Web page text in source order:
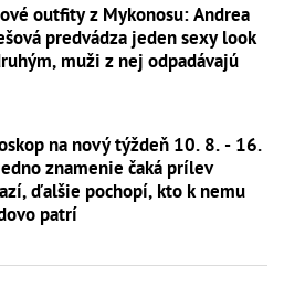
outfity z Mykonosu: Andrea
predvádza jeden sexy look
muži z nej odpadávajú
na nový týždeň 10. 8. - 16.
znamenie čaká prílev
ďalšie pochopí, kto k nemu
patrí